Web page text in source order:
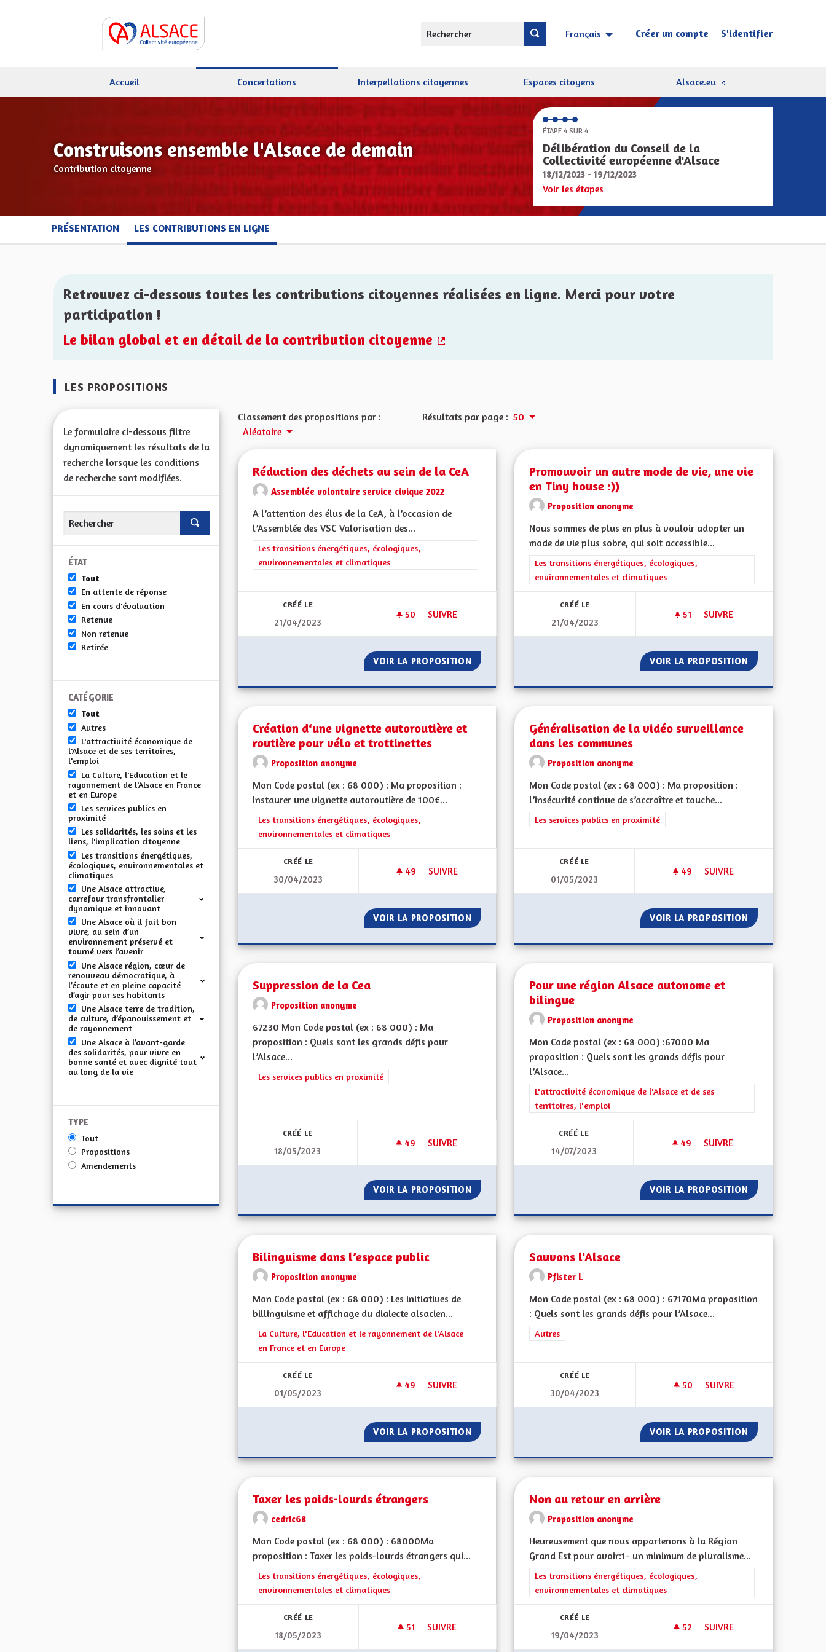
Rechercher Français Choisir la langue Sprache wählen
Créer un compte S'identifier
Accueil Concertations Interpellations citoyennes Espaces citoyens
Alsace.eu
Construisons ensemble l'Alsace de demain
Contribution citoyenne
ÉTAPE 4 SUR 4
Délibération du Conseil de la
Collectivité européenne d'Alsace
18/12/2023 - 19/12/2023
Voir les étapes
PRÉSENTATION LES CONTRIBUTIONS EN LIGNE
Retrouvez ci-dessous toutes les contributions citoyennes réalisées en ligne. Merci pour votre
participation !
Le bilan global et en détail de la contribution citoyenne
LES PROPOSITIONS
Le formulaire ci-dessous filtre
dynamiquement les résultats de la
recherche lorsque les conditions
de recherche sont modifiées.
ÉTAT
Tout
En attente de réponse
En cours d'évaluation
Retenue
Non retenue
Retirée
CATÉGORIE
Tout
Autres
L'attractivité économique de
l'Alsace et de ses territoires,
l'emploi
La Culture, l'Education et le
rayonnement de l'Alsace en France
et en Europe
Les services publics en
proximité
Les solidarités, les soins et les
liens, l'implication citoyenne
Les transitions énergétiques,
écologiques, environnementales et
climatiques
Une Alsace attractive,
carrefour transfrontalier
dynamique et innovant
Une Alsace où il fait bon
vivre, au sein d’un
environnement préservé et
tourné vers l’avenir
Une Alsace région, cœur de
renouveau démocratique, à
l’écoute et en pleine capacité
d’agir pour ses habitants
Une Alsace terre de tradition,
de culture, d’épanouissement et
de rayonnement
Une Alsace à l’avant-garde
des solidarités, pour vivre en
bonne santé et avec dignité tout
au long de la vie
TYPE
Tout
Propositions
Amendements
Classement des propositions par :
Aléatoire
Résultats par page : 50
Réduction des déchets au sein de la CeA
Assemblée volontaire service civique 2022
A l’attention des élus de la CeA, à l’occasion de
l’Assemblée des VSC Valorisation des...
Filtrer les résultats de la catégorie : Les transitions énergétiques, écologiques, environnementales et climatiques
Les transitions énergétiques, écologiques,
environnementales et climatiques
CRÉÉ LE
21/04/2023
50 50 ABONNÉS
SUIVRE
RÉDUCTION DES DÉCHETS AU SEIN DE LA CEA
VOIR LA PROPOSITION RÉDUCTION DES DÉCHETS AU SEIN DE LA CEA
Promouvoir un autre mode de vie, une vie
en Tiny house :))
Proposition anonyme
Nous sommes de plus en plus à vouloir adopter un
mode de vie plus sobre, qui soit accessible...
Filtrer les résultats de la catégorie : Les transitions énergétiques,
Les transitions énergétiques, écologiques,
environnementales et climatiques
CRÉÉ LE
21/04/2023
51 51 ABONNÉS
SUIVRE
VOIR LA PROPOSITION PROMOUVOIR
Création d‘une vignette autoroutière et
routière pour vélo et trottinettes
Proposition anonyme
Mon Code postal (ex : 68 000) : Ma proposition :
Instaurer une vignette autoroutière de 100€...
Filtrer les résultats de la catégorie : Les transitions énergétiques, écologiques, environnementales et climatiques
Les transitions énergétiques, écologiques,
environnementales et climatiques
CRÉÉ LE
30/04/2023
49 49 ABONNÉS
SUIVRE
CRÉATION D‘UNE VIGNETTE AUTOROUTIÈRE ET ROUTIÈRE POUR VÉLO ET TROTTINETTES
VOIR LA PROPOSITION CRÉATION D‘UNE VIGNETTE AUTOROUTIÈRE ET ROUTIÈRE POUR VÉLO ET
Généralisation de la vidéo surveillance
dans les communes
Proposition anonyme
Mon Code postal (ex : 68 000) : Ma proposition :
l’insécurité continue de s’accroître et touche...
Filtrer les résultats de la catégorie : Les services publics en proximité
Les services publics en proximité
CRÉÉ LE
01/05/2023
49 49 ABONNÉS
SUIVRE
VOIR LA PROPOSITION
Suppression de la Cea
Proposition anonyme
67230 Mon Code postal (ex : 68 000) : Ma
proposition : Quels sont les grands défis pour
l’Alsace...
Filtrer les résultats de la catégorie : Les services publics en proximité
Les services publics en proximité
CRÉÉ LE
18/05/2023
49 49 ABONNÉS
SUIVRE
VOIR LA PROPOSITION SUPPRESSION DE LA CEA
Pour une région Alsace autonome et
bilingue
Proposition anonyme
Mon Code postal (ex : 68 000) :67000 Ma
proposition : Quels sont les grands défis pour
l’Alsace...
Filtrer les résultats de la catégorie : L'attractivité économique de l'Alsace
L'attractivité économique de l'Alsace et de ses
territoires, l'emploi
CRÉÉ LE
14/07/2023
49 49 ABONNÉS
SUIVRE
VOIR LA PROPOSITION POUR UNE
Bilinguisme dans l’espace public
Proposition anonyme
Mon Code postal (ex : 68 000) : Les initiatives de
billinguisme et affichage du dialecte alsacien...
Filtrer les résultats de la catégorie : La Culture, l'Education et le rayonnement de l'Alsace en France et en Europe
La Culture, l'Education et le rayonnement de l'Alsace
en France et en Europe
CRÉÉ LE
01/05/2023
49 49 ABONNÉS
SUIVRE
BILINGUISME DANS L’ESPACE PUBLIC
VOIR LA PROPOSITION BILINGUISME DANS L’ESPACE PUBLIC
Sauvons l'Alsace
Pfister L
Mon Code postal (ex : 68 000) : 67170Ma proposition
: Quels sont les grands défis pour l’Alsace...
Filtrer les résultats de la catégorie : Autres
Autres
CRÉÉ LE
30/04/2023
50 50 ABONNÉS
SUIVRE
VOIR LA PROPOSITION SAUVONS
Taxer les poids-lourds étrangers
cedric68
Mon Code postal (ex : 68 000) : 68000Ma
proposition : Taxer les poids-lourds étrangers qui...
Filtrer les résultats de la catégorie : Les transitions énergétiques, écologiques, environnementales et climatiques
Les transitions énergétiques, écologiques,
environnementales et climatiques
CRÉÉ LE
18/05/2023
51 51 ABONNÉS
SUIVRE
TAXER LES POIDS-LOURDS ÉTRANGERS
Non au retour en arrière
Proposition anonyme
Heureusement que nous appartenons à la Région
Grand Est pour avoir:1- un minimum de pluralisme...
Filtrer les résultats de la catégorie : Les transitions énergétiques,
Les transitions énergétiques, écologiques,
environnementales et climatiques
CRÉÉ LE
19/04/2023
52 52 ABONNÉS
SUIVRE